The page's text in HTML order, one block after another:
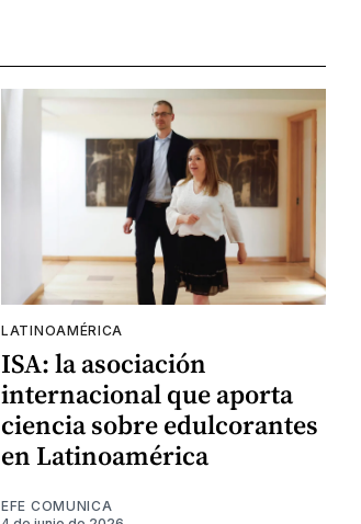
LATINOAMÉRICA
ISA: la asociación
internacional que aporta
ciencia sobre edulcorantes
en Latinoamérica
EFE COMUNICA